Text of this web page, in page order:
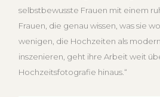
selbstbewusste Frauen mit einem
Frauen, die genau wissen, was sie
wenigen, die Hochzeiten als
inszenieren, geht ihre Arbeit weit
Hochzeitsfotografie hinaus.“